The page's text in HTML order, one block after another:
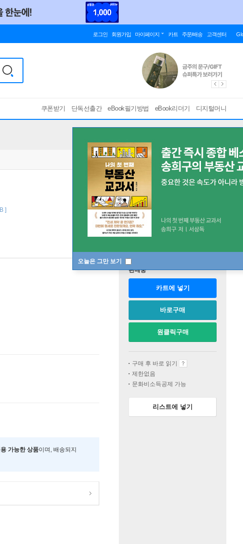
로그인 회원가입 마이페이지 카트 주문/배송 고객센터
쿠폰받기 단독선출간 eBook필기방법 eBook리더기 디지털머니
오늘은 그만 보기
]
가능한 상품이며, 배송되지
판매중
카트에 넣기
바로구매
원클릭구매
구매 후 바로 읽기
제한없음
문화비소득공제 가능
리스트에 넣기